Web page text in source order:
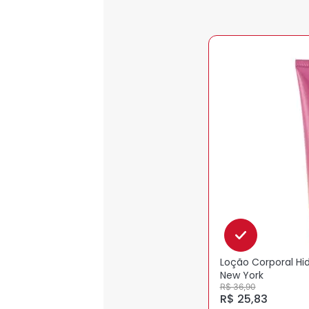
Loção Corporal
New York
R$ 36,90
R$ 25,83